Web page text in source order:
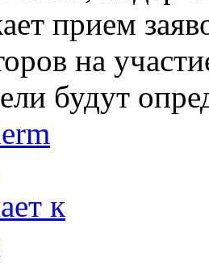
прием
на
будут